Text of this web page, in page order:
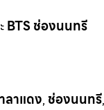
BTS ช่องนนทรี
ลาแดง, ช่องนนทรี,